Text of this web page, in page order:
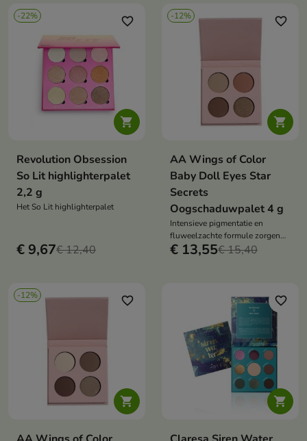
-22%

favorite_border
Revolution Obsession
So Lit highlighterpalet
2,2 g
Het So Lit highlighterpalet
€ 9,67€ 12,40
-12%

favorite_border
AA Wings of Color
Baby Doll Eyes Star
Secrets
Oogschaduwpalet 4 g
Intensieve pigmentatie en
fluweelzachte formule zorgen
voor een aangename applicatie
€ 13,55€ 15,40
-12%

favorite_border

favorite_border